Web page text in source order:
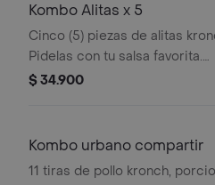
Kombo Alitas x 5
Cinco (5) piezas de alitas
Pidelas con tu salsa favorita.
acompanadas de media
$ 34.900
Kombo urbano compartir
11 tiras de pollo kronch,